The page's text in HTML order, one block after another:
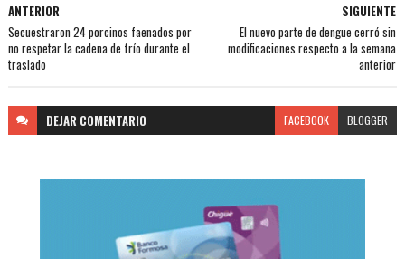
SIGUIENTE
El nuevo parte de dengue cerró sin
modificaciones respecto a la semana
anterior
ANTERIOR
Secuestraron 24 porcinos faenados por
no respetar la cadena de frío durante el
traslado
DEJAR COMENTARIO FACEBOOK BLOGGER